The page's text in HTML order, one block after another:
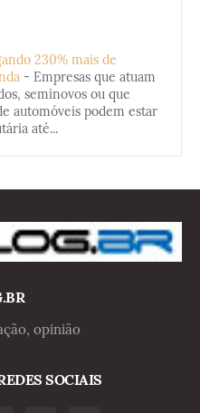
230% mais de
- Empresas que atuam
seminovos ou que
automóveis podem estar
até...
opinião
SOCIAIS